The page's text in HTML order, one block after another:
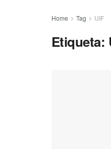
Home Tag UIF
Etiqueta: